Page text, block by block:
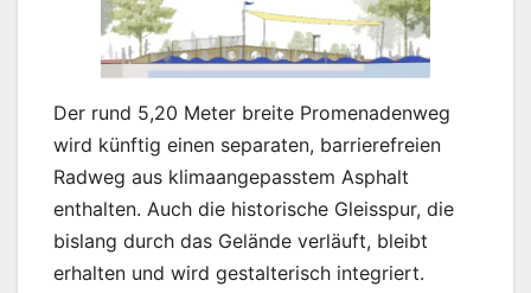
Der rund 5,20 Meter breite Promenadenweg
wird künftig einen separaten, barrierefreien
Radweg aus klimaangepasstem Asphalt
enthalten. Auch die historische Gleisspur, die
bislang durch das Gelände verläuft, bleibt
erhalten und wird gestalterisch integriert.